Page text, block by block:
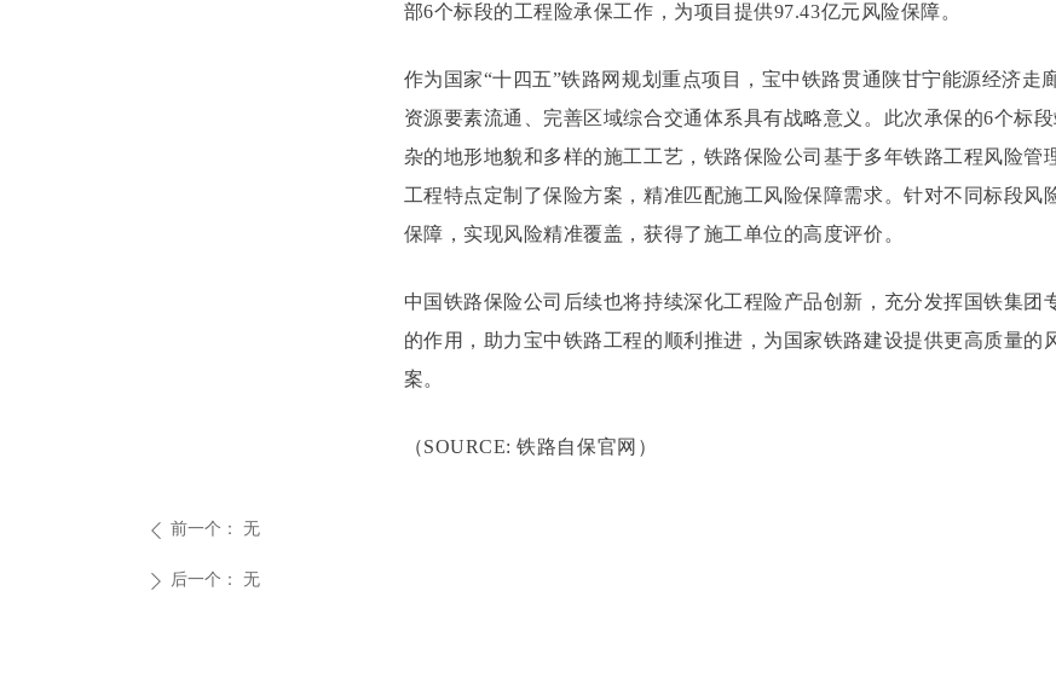
部6个标段的工程险承保工作，为项目提供97.43亿元风险保障。
作为国家“十四五”铁路网规划重点项目，宝中铁路贯通陕甘宁能源经济走
资源要素流通、完善区域综合交通体系具有战略意义。此次承保的6个标
杂的地形地貌和多样的施工工艺，铁路保险公司基于多年铁路工程风险管
工程特点定制了保险方案，精准匹配施工风险保障需求。针对不同标段风
保障，实现风险精准覆盖，获得了施工单位的高度评价。
中国铁路保险公司后续也将持续深化工程险产品创新，充分发挥国铁集团
的作用，助力宝中铁路工程的顺利推进，为国家铁路建设提供更高质量的
案。
（SOURCE: 铁路自保官网）
ꄴ 前一个： 无
ꄲ 后一个： 无